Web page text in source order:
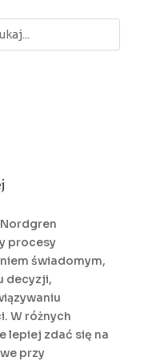
procesy
świadomym,
decyzji,
W różnych
lepiej zdać się na
przy